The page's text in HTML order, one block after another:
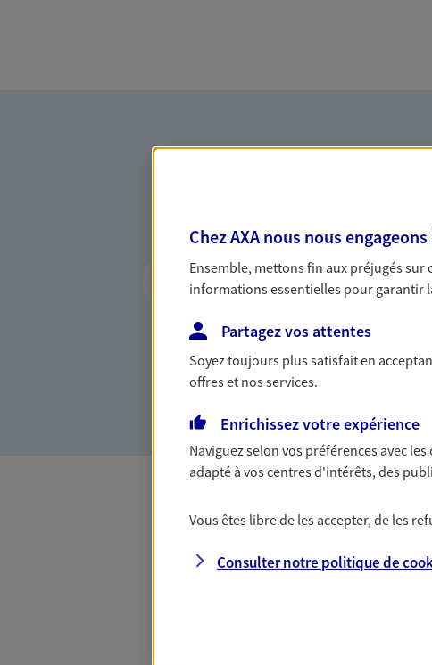
Vous accompagner
confiance
Vous accompagner dans vos
votre vie, c'est ainsi que nous
la confiance et la proximité. C'est
connaître que nous proposons
Toutes
Chez AXA nous nous
Ensemble, mettons fin aux préjugés
informations essentielles pour garantir
Partagez vos attentes
Soyez toujours plus satisfait en
offres et nos services.
Enrichissez votre expérience
Naviguez selon vos préférences avec les
adapté à vos centres d'intérêts, des
Vous êtes libre de les accepter, de les
Consulter notre politique de